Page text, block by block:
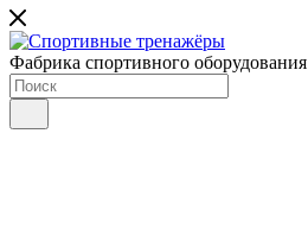
Фабрика спортивного оборудования